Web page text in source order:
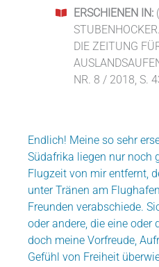
ERSCHIENEN IN:
STUBENHOCKER.
DIE ZEITUNG
NR. 8 / 2018, S.
Endlich! Meine so sehr
Südafrika liegen nur noch
Flugzeit von mir entfernt,
unter Tränen am
Freunden verabschiede.
oder andere, die eine oder
doch meine Vorfreude,
Gefühl von Freiheit